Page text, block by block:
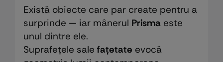
Există obiecte care par create pentru a
surprinde — iar mânerul Prismaeste
unul dintre ele.
Suprafețele sale fațetate evocă